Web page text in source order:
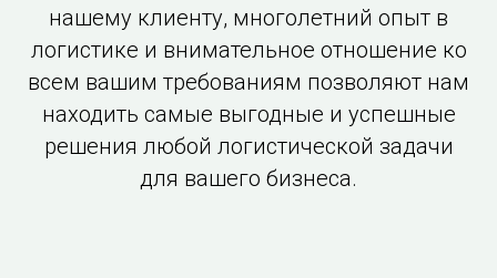
нашему клиенту, многолетний опыт в
логистике и внимательное отношение ко
всем вашим требованиям позволяют нам
находить самые выгодные и успешные
решения любой логистической задачи
для вашего бизнеса.